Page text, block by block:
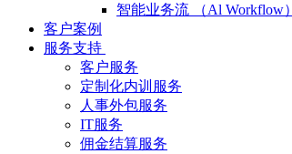
智能业务流 （Al Workflow）
客户案例
服务支持
客户服务
定制化内训服务
人事外包服务
IT服务
佣金结算服务